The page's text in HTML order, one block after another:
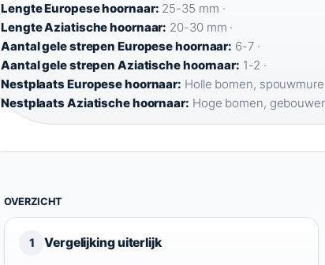
Lengte Europese hoornaar: 25-35 mm ·
Lengte Aziatische hoornaar: 20-30 mm ·
Aantal gele strepen Europese hoornaar: 6-7 ·
Aantal gele strepen Aziatische hoornaar: 1-2 ·
Nestplaats Europese hoornaar: Holle bomen,
Nestplaats Aziatische hoornaar: Hoge bomen,
OVERZICHT
1 Vergelijking uiterlijk